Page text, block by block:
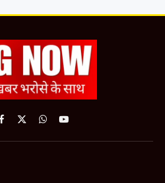
Facebook
X
WhatsApp
YouTube